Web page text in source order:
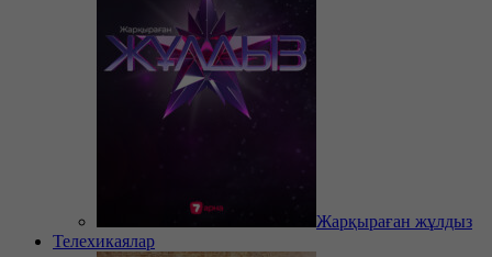
Жарқыраған жұлдыз
Телехикаялар